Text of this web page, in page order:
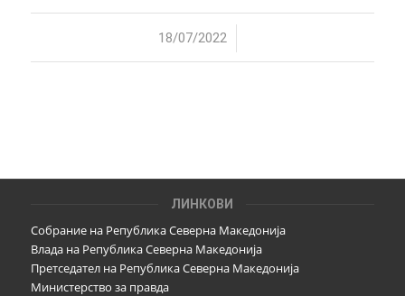
18/07/2022
/
ЛИНКОВИ
Собрание на Република Северна Македонија
Влада на Република Северна Македонија
Претседател на Република Северна Македонија
Министерство за правда